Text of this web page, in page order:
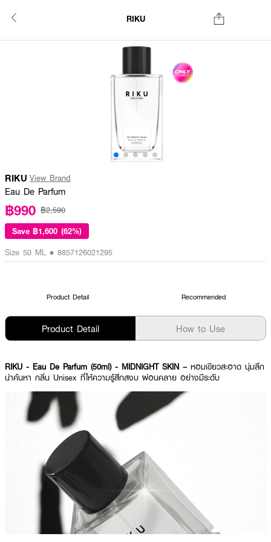
RIKU
RIKU View Brand
Eau De Parfum
฿990 ฿2,590
Save ฿1,600 (62%)
Size 50 ML • 8857126021295
Product Detail Recommended
Product Detail How to Use
RIKU - Eau De Parfum (50ml) - MIDNIGHT SKIN – หอมเขียวสะอาด นุ่มลึก
น่าค้นหา กลิ่น Unisex ที่ให้ความรู้สึกสงบ ผ่อนคลาย อย่างมีระดับ